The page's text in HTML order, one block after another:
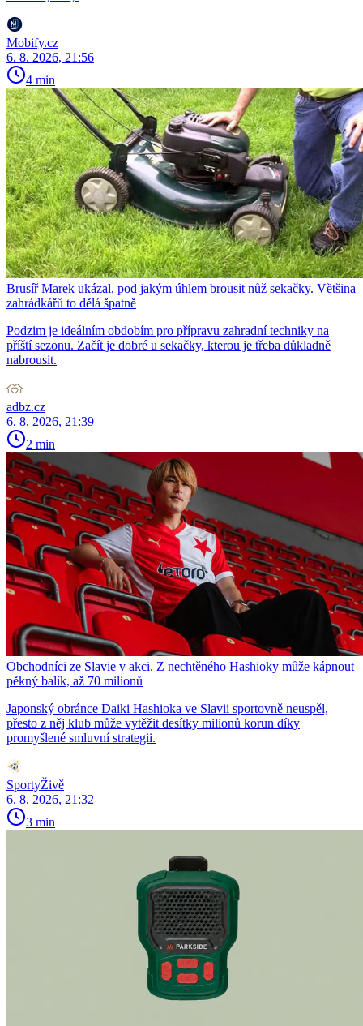
Mobify.cz
6. 8. 2026, 21:56
4 min
Brusíř Marek ukázal, pod jakým úhlem brousit nůž sekačky. Většina
zahrádkářů to dělá špatně
Podzim je ideálním obdobím pro přípravu zahradní techniky na
příští sezonu. Začít je dobré u sekačky, kterou je třeba důkladně
nabrousit.
adbz.cz
6. 8. 2026, 21:39
2 min
Obchodníci ze Slavie v akci. Z nechtěného Hashioky může kápnout
pěkný balík, až 70 milionů
Japonský obránce Daiki Hashioka ve Slavii sportovně neuspěl,
přesto z něj klub může vytěžit desítky milionů korun díky
promyšlené smluvní strategii.
SportyŽivě
6. 8. 2026, 21:32
3 min